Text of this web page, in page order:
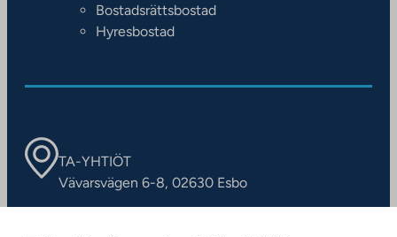
Bostadsrättsbostad
Hyresbostad
TA-YHTIÖT
Vävarsvägen 6-8, 02630 Esbo